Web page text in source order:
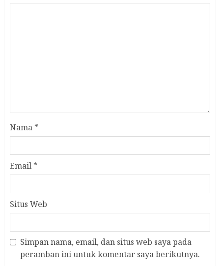
Nama *
Email *
Situs Web
Simpan nama, email, dan situs web saya pada
peramban ini untuk komentar saya berikutnya.